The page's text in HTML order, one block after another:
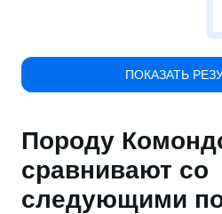
ПОКАЗАТЬ
Породу
сравнивают со
следующими